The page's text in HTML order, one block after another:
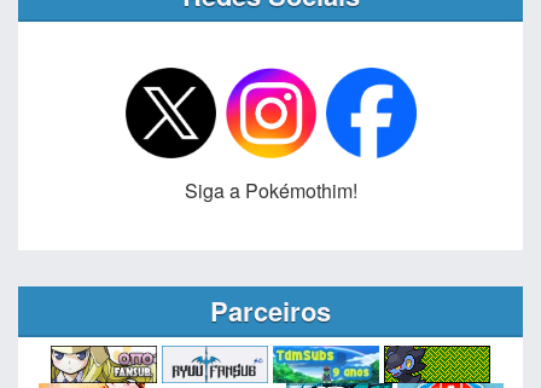
Siga a Pokémothim!
Parceiros